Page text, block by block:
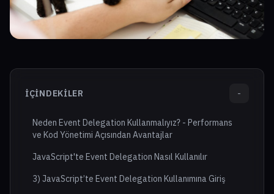
İÇINDEKILER -
Neden Event Delegation Kullanmalıyız? - Performans
ve Kod Yönetimi Açısından Avantajlar
JavaScript'te Event Delegation Nasıl Kullanılır
3) JavaScript’te Event Delegation Kullanımına Giriş